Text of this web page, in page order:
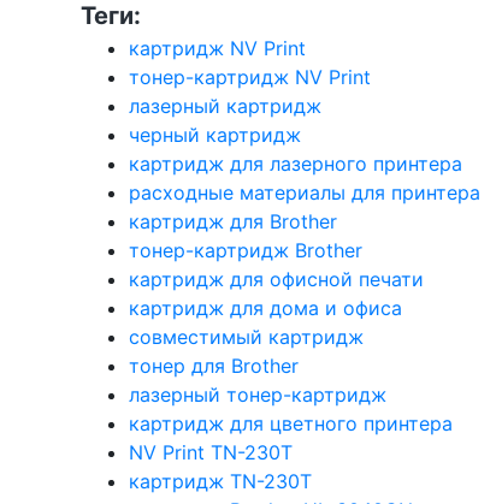
Теги:
картридж NV Print
тонер-картридж NV Print
лазерный картридж
черный картридж
картридж для лазерного принтера
расходные материалы для принтера
картридж для Brother
тонер-картридж Brother
картридж для офисной печати
картридж для дома и офиса
совместимый картридж
тонер для Brother
лазерный тонер-картридж
картридж для цветного принтера
NV Print TN-230T
картридж TN-230T